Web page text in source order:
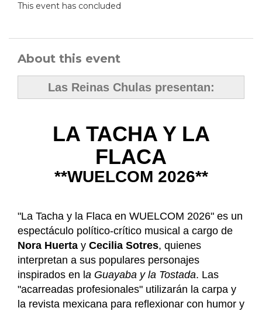
This event has concluded
About this event
Las Reinas Chulas presentan:
LA TACHA Y LA
FLACA
**WUELCOM 2026**
"La Tacha y la Flaca en WUELCOM 2026" es un
espectáculo político-crítico musical a cargo de
Nora Huerta y Cecilia Sotres, quienes
interpretan a sus populares personajes
inspirados en l a Guayaba y la Tostada. Las
"acarreadas profesionales" utilizarán la carpa y
la revista mexicana para reflexionar con humor y